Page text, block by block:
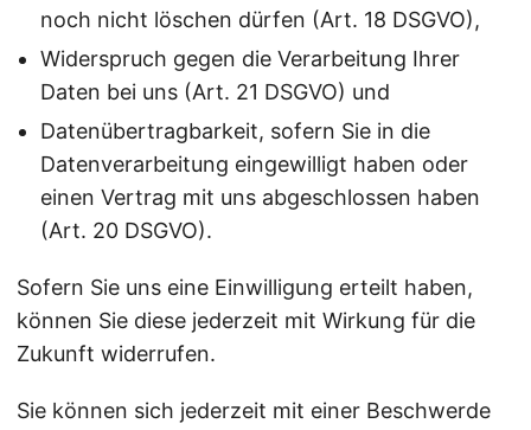
noch nicht löschen dürfen (Art. 18 DSGVO),
Widerspruch gegen die Verarbeitung Ihrer
Daten bei uns (Art. 21 DSGVO) und
Datenübertragbarkeit, sofern Sie in die
Datenverarbeitung eingewilligt haben oder
einen Vertrag mit uns abgeschlossen haben
(Art. 20 DSGVO).
Sofern Sie uns eine Einwilligung erteilt haben,
können Sie diese jederzeit mit Wirkung für die
Zukunft widerrufen.
Sie können sich jederzeit mit einer Beschwerde